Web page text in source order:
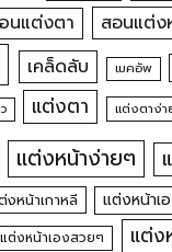
นแต่งตา สอนแต่ง
เคล็ดลับ เมคอัพ
แต่งตา แต่งตาง่า
แต่งหน้าง่ายๆ
งหน้าเกาหลี แต่งหน้าเ
แต่งหน้าเองสวยๆ แต่ง